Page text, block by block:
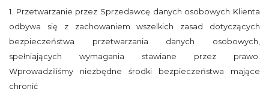
1. Przetwarzanie przez Sprzedawcę danych osobowych Klienta
odbywa się z zachowaniem wszelkich zasad dotyczących
bezpieczeństwa przetwarzania danych osobowych,
spełniających wymagania stawiane przez prawo.
Wprowadziliśmy niezbędne środki bezpieczeństwa mające
chronić